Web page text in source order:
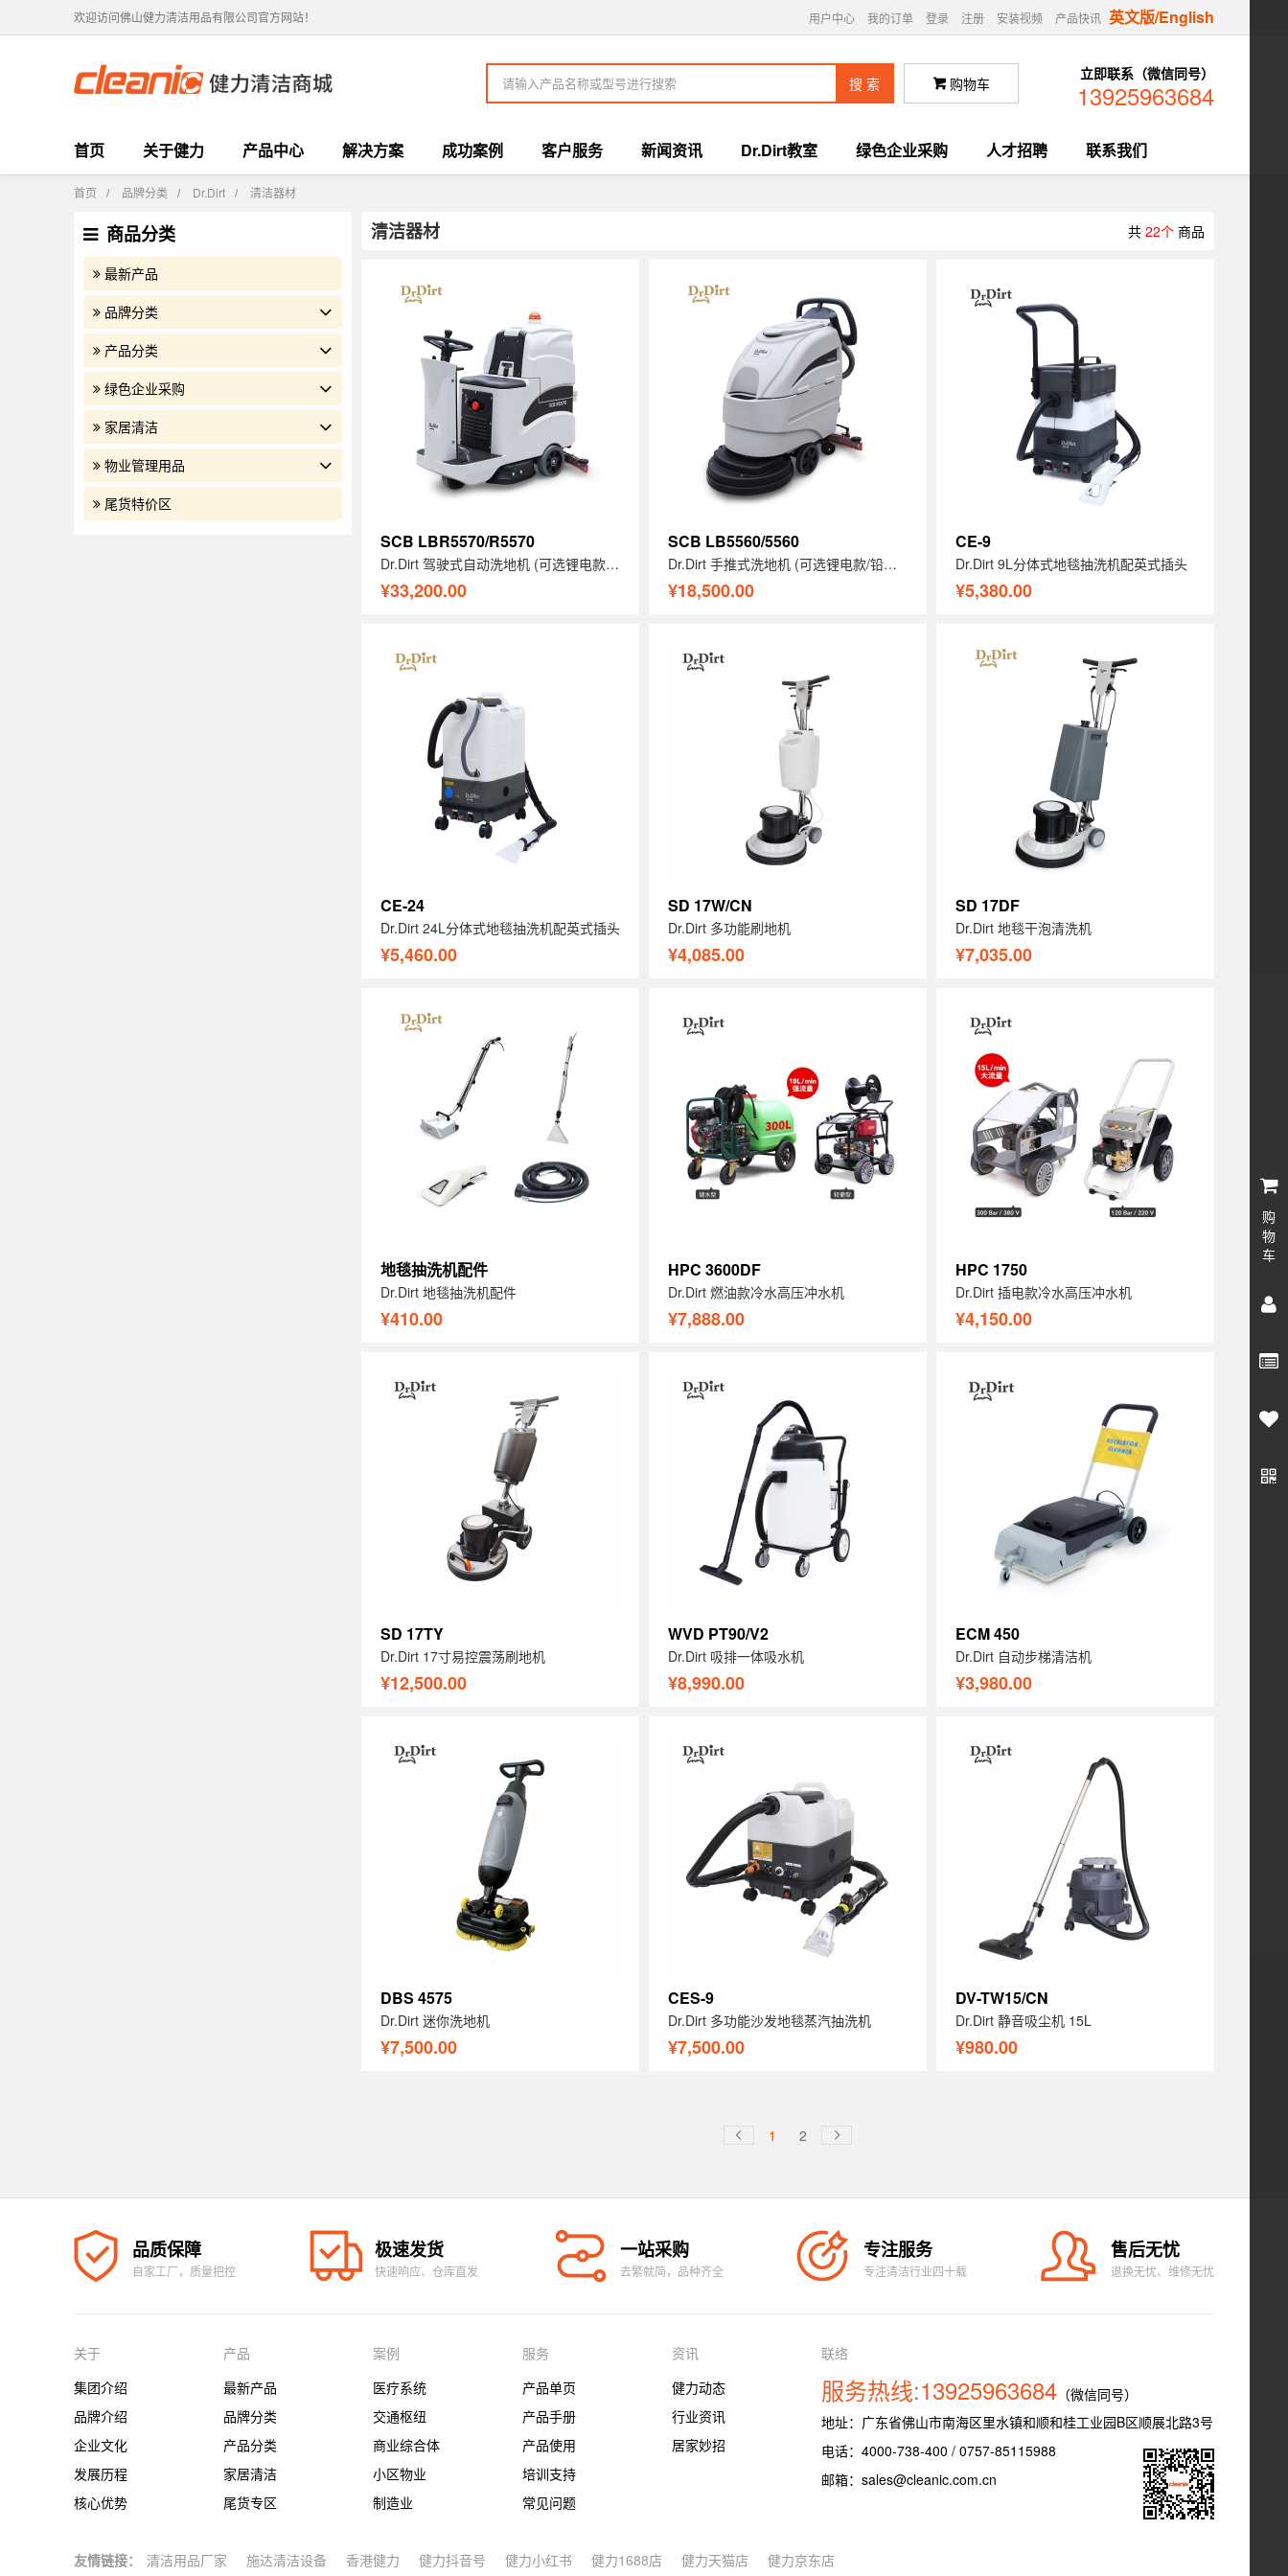
欢迎访问佛山健力清洁用品有限公司官方网站！ 用户中心 我的订单 登录 注册 安装视频 产品快讯 英文版/English
 购物车
立即联系（微信同号）
13925963684
首页 关于健力 产品中心 解决方案 成功案例 客户服务 新闻资讯 Dr.Dirt教室 绿色企业采购 人才招聘 联系我们
首页 / 品牌分类 / Dr.Dirt / 清洁器材
商品分类
最新产品
品牌分类
产品分类
绿色企业采购
家居清洁
物业管理用品
尾货特价区
清洁器材 共 22个 商品
SCB LBR5570/R5570
Dr.Dirt 驾驶式自动洗地机 (可选锂电款/铅酸电池款)
¥33,200.00
SCB LB5560/5560
Dr.Dirt 手推式洗地机 (可选锂电款/铅酸电池款)
¥18,500.00
CE-9
Dr.Dirt 9L分体式地毯抽洗机配英式插头
¥5,380.00
CE-24
Dr.Dirt 24L分体式地毯抽洗机配英式插头
¥5,460.00
SD 17W/CN
Dr.Dirt 多功能刷地机
¥4,085.00
SD 17DF
Dr.Dirt 地毯干泡清洗机
¥7,035.00
地毯抽洗机配件
Dr.Dirt 地毯抽洗机配件
¥410.00
HPC 3600DF
Dr.Dirt 燃油款冷水高压冲水机
¥7,888.00
HPC 1750
Dr.Dirt 插电款冷水高压冲水机
¥4,150.00
SD 17TY
Dr.Dirt 17寸易控震荡刷地机
¥12,500.00
WVD PT90/V2
Dr.Dirt 吸排一体吸水机
¥8,990.00
ECM 450
Dr.Dirt 自动步梯清洁机
¥3,980.00
DBS 4575
Dr.Dirt 迷你洗地机
¥7,500.00
CES-9
Dr.Dirt 多功能沙发地毯蒸汽抽洗机
¥7,500.00
DV-TW15/CN
Dr.Dirt 静音吸尘机 15L
¥980.00
 1 2 
品质保障
自家工厂，质量把控
极速发货
快速响应、仓库直发
一站采购
去繁就简，品种齐全
专注服务
专注清洁行业四十载
售后无忧
退换无忧、维修无忧
关于
集团介绍
品牌介绍
企业文化
发展历程
核心优势
产品
最新产品
品牌分类
产品分类
家居清洁
尾货专区
案例
医疗系统
交通枢纽
商业综合体
小区物业
制造业
服务
产品单页
产品手册
产品使用
培训支持
常见问题
资讯
健力动态
行业资讯
居家妙招
联络
服务热线:13925963684 （微信同号）
地址：广东省佛山市南海区里水镇和顺和桂工业园B区顺展北路3号
电话：4000-738-400 / 0757-85115988
邮箱：sales@cleanic.com.cn
友情链接： 清洁用品厂家 施达清洁设备 香港健力 健力抖音号 健力小红书 健力1688店 健力天猫店 健力京东店
购
物
车